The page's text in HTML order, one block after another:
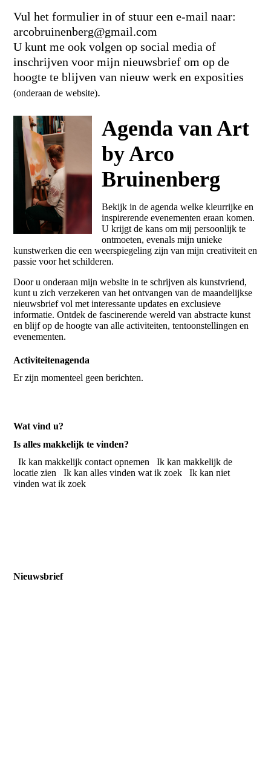
Vul het formulier in of stuur een e-mail naar:
arcobruinenberg@gmail.com
U kunt me ook volgen op social media of
inschrijven voor mijn nieuwsbrief om op de
hoogte te blijven van nieuw werk en exposities
(onderaan de website).
Agenda van Art
by Arco
Bruinenberg
Bekijk in de agenda welke kleurrijke en
inspirerende evenementen eraan komen.
U krijgt de kans om mij persoonlijk te
ontmoeten, evenals mijn unieke
kunstwerken die een weerspiegeling zijn van mijn creativiteit en
passie voor het schilderen.
Door u onderaan mijn website in te schrijven als kunstvriend,
kunt u zich verzekeren van het ontvangen van de maandelijkse
nieuwsbrief vol met interessante updates en exclusieve
informatie. Ontdek de fascinerende wereld van abstracte kunst
en blijf op de hoogte van alle activiteiten, tentoonstellingen en
evenementen.
Activiteitenagenda
Er zijn momenteel geen berichten.
Wat vind u?
Is alles makkelijk te vinden?
Ik kan makkelijk contact opnemen
Ik kan makkelijk de
locatie zien
Ik kan alles vinden wat ik zoek
Ik kan niet
vinden wat ik zoek
Nieuwsbrief